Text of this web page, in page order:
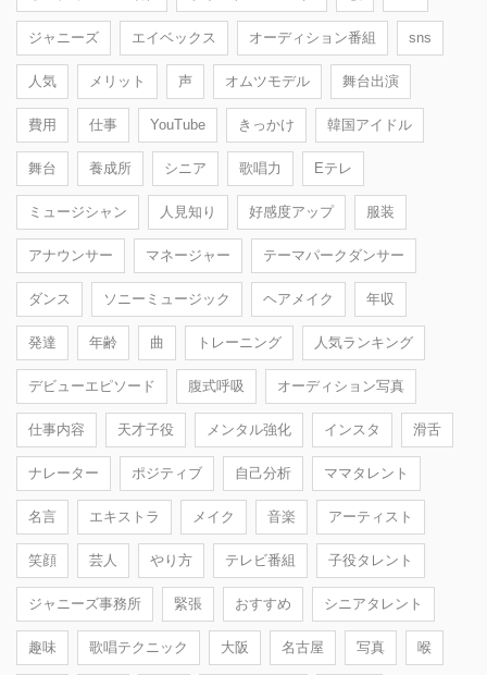
ジャニーズ エイベックス オーディション番組 sns
人気 メリット 声 オムツモデル 舞台出演
費用 仕事 YouTube きっかけ 韓国アイドル
舞台 養成所 シニア 歌唱力 Eテレ
ミュージシャン 人見知り 好感度アップ 服装
アナウンサー マネージャー テーマパークダンサー
ダンス ソニーミュージック ヘアメイク 年収
発達 年齢 曲 トレーニング 人気ランキング
デビューエピソード 腹式呼吸 オーディション写真
仕事内容 天才子役 メンタル強化 インスタ 滑舌
ナレーター ポジティブ 自己分析 ママタレント
名言 エキストラ メイク 音楽 アーティスト
笑顔 芸人 やり方 テレビ番組 子役タレント
ジャニーズ事務所 緊張 おすすめ シニアタレント
趣味 歌唱テクニック 大阪 名古屋 写真 喉